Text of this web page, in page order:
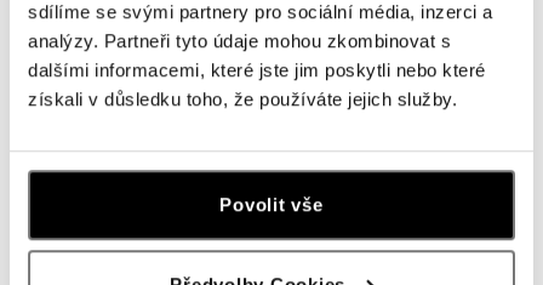
sdílíme se svými partnery pro sociální média, inzerci a
analýzy. Partneři tyto údaje mohou zkombinovat s
dalšími informacemi, které jste jim poskytli nebo které
získali v důsledku toho, že používáte jejich služby.
Povolit vše
Prsteň s peridotom Bonbon
Diamantový náramok so šnúrkou
Love
od 162 €